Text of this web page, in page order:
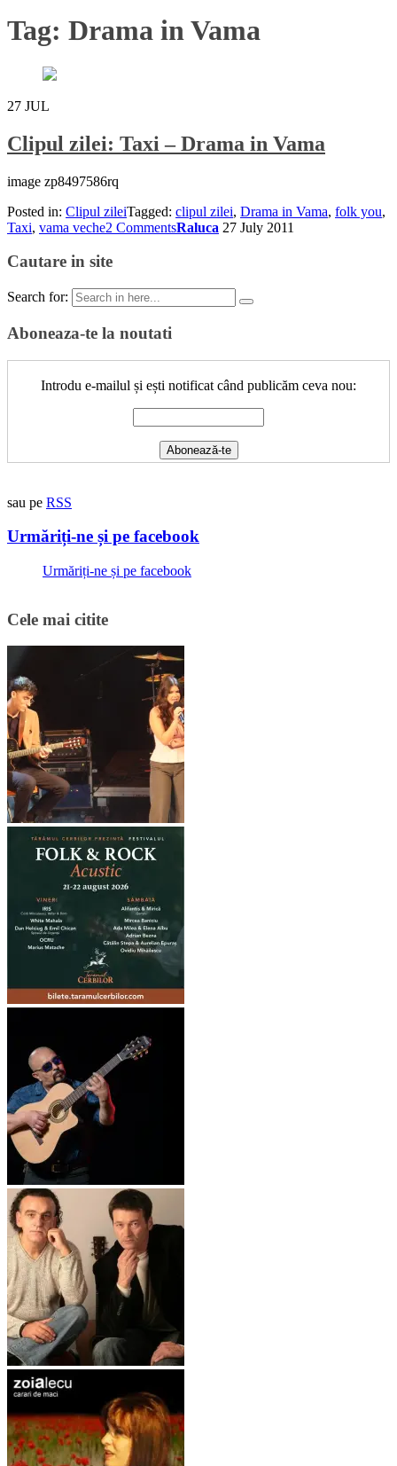
Tag: Drama in Vama
27 JUL
Clipul zilei: Taxi – Drama in Vama
image zp8497586rq
Posted in: Clipul zileiTagged: clipul zilei, Drama in Vama, folk you,
Taxi, vama veche2 CommentsRaluca 27 July 2011
Cautare in site
Search for:
Aboneaza-te la noutati
Introdu e-mailul și ești notificat când publicăm ceva nou:
sau pe RSS
Urmăriți-ne și pe facebook
Urmăriți-ne și pe facebook
Cele mai citite